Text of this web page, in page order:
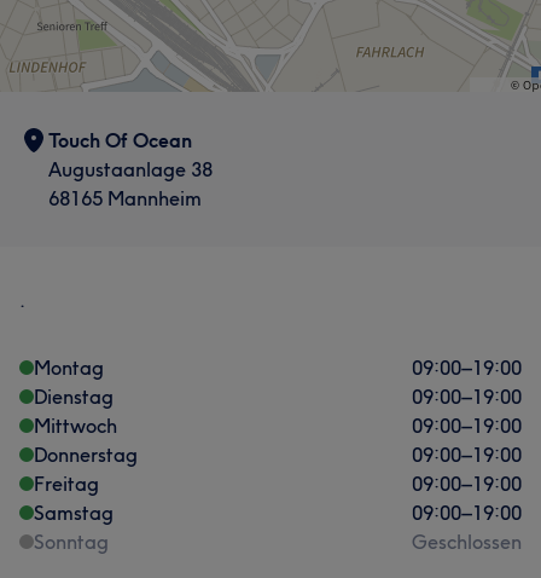
Touch Of Ocean
Augustaanlage 38
68165 Mannheim
.
Montag 09:00–19:00
Dienstag
09:00–19:00
Mittwoch
09:00–19:00
Donnerstag
09:00–19:00
Freitag
09:00–19:00
Samstag
09:00–19:00
Sonntag
Geschlossen